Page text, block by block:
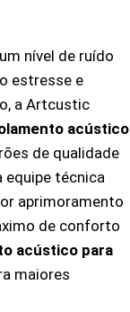
nível de ruído
estresse e
a Artcustic
acústico
de qualidade
equipe técnica
aprimoramento
de conforto
acústico para
maiores